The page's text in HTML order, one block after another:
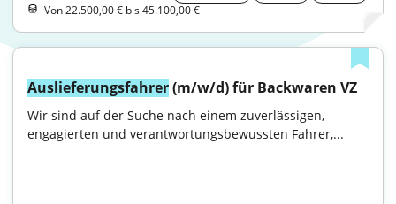
Von 22.500,00 € bis 45.100,00 €
Auslieferungsfahrer (m/w/d) für Backwaren VZ
Wir sind auf der Suche nach einem zuverlässigen,
engagierten und verantwortungsbewussten Fahrer,...